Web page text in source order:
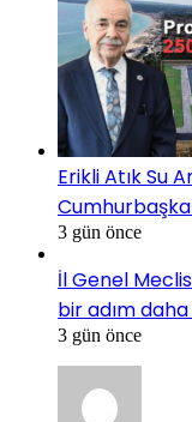
Erikli Atık Su
3 gün önce
İl Genel
bir adım
3 gün önce